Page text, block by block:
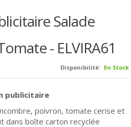
Salade
- ELVIRA61
Disponibilité: En Stock
publicitaire
poivron, tomate cerise et
dans boîte carton recyclée